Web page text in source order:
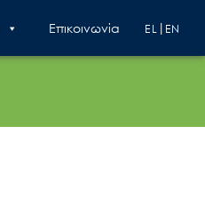
Επικοινωνία EN
EL